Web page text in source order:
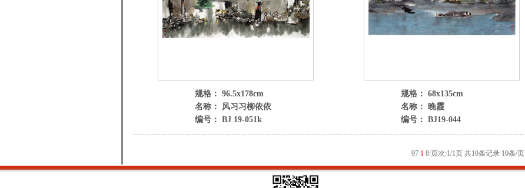
规格： 96.5x178cm
名称： 风习习柳依依
编号： BJ 19-051k
规格： 68x135cm
名称： 晚霞
编号： BJ19-044
97 1 8:页次:1/1页 共10条记录 10条/页